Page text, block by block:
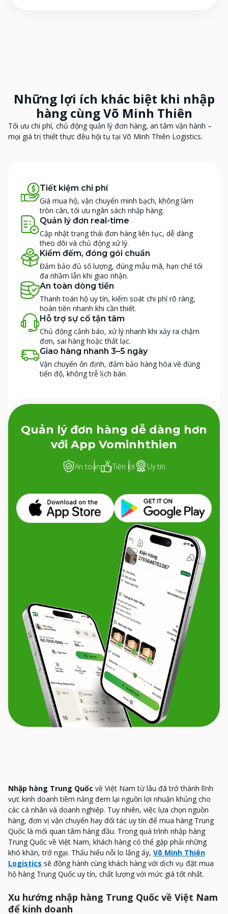
Những lợi ích khác biệt khi nhập
hàng cùng Võ Minh Thiên
Tối ưu chi phí, chủ động quản lý đơn hàng, an tâm vận hành –
mọi giá trị thiết thực đều hội tụ tại Võ Minh Thiên Logistics.
Tiết kiệm chi phí
Giá mua hộ, vận chuyển minh bạch, không làm
tròn cân, tối ưu ngân sách nhập hàng.
Quản lý đơn real-time
Cập nhật trạng thái đơn hàng liên tục, dễ dàng
theo dõi và chủ động xử lý.
Kiểm đếm, đóng gói chuẩn
Đảm bảo đủ số lượng, đúng mẫu mã, hạn chế tối
đa nhầm lẫn khi giao nhận.
An toàn dòng tiền
Thanh toán hộ uy tín, kiểm soát chi phí rõ ràng,
hoàn tiền nhanh khi cần thiết.
Hỗ trợ sự cố tận tâm
Chủ động cảnh báo, xử lý nhanh khi xảy ra chậm
đơn, sai hàng hoặc thất lạc.
Giao hàng nhanh 3–5 ngày
Vận chuyển ổn định, đảm bảo hàng hóa về đúng
tiến độ, không trễ lịch bán.
Quản lý đơn hàng dễ dàng hơn
với App Vominhthien
An toàn Tiện lợi Uy tín
Nhập hàng Trung Quốc về Việt Nam từ lâu đã trở thành lĩnh
vực kinh doanh tiềm năng đem lại nguồn lợi nhuận khủng cho
các cá nhân và doanh nghiệp. Tuy nhiên, việc lựa chọn nguồn
hàng, đơn vị vận chuyển hay đối tác uy tín để mua hàng Trung
Quốc là mối quan tâm hàng đầu. Trong quá trình nhập hàng
Trung Quốc về Việt Nam, khách hàng có thể gặp phải những
khó khăn, trở ngại. Thấu hiểu nỗi lo lắng ấy, Võ Minh Thiên
Logistics sẽ đồng hành cùng khách hàng với dịch vụ đặt mua
hộ hàng Trung Quốc uy tín, chất lượng với mức giá tốt nhất.
Xu hướng nhập hàng Trung Quốc về Việt Nam
để kinh doanh